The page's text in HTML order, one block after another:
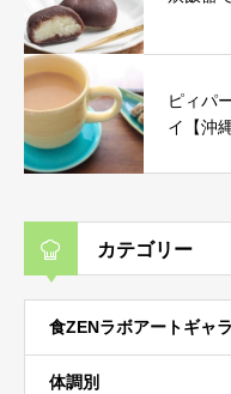
ピィパ
イ【沖
カテゴリー
食ZENラボアートギャ
体調別